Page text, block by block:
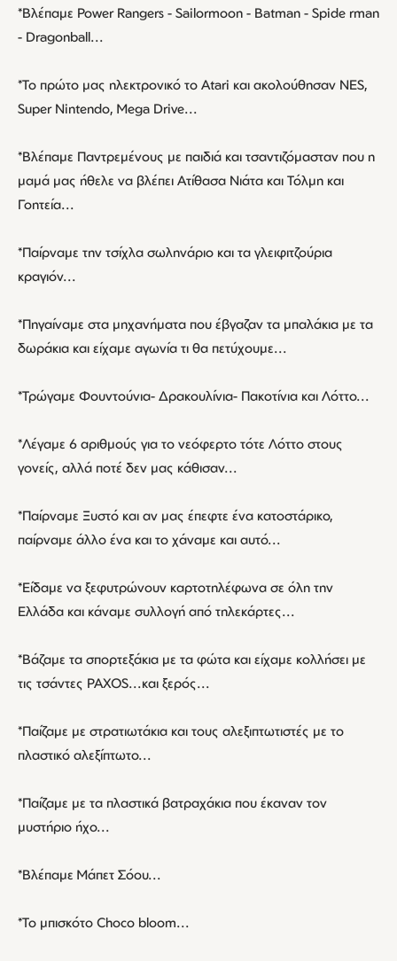
*Bλέπαμε Power Rangers - Sailormoon - Batman - Spide rman
- Dragonball...
*To πρώτο μας ηλεκτρονικό το Atari και ακολούθησαν NES,
Super Nintendo, Mega Drive...
*Βλέπαμε Παντρεμένους με παιδιά και τσαντιζόμασταν που η
μαμά μας ήθελε να βλέπει Ατίθασα Νιάτα και Τόλμη και
Γοητεία...
*Παίρναμε την τσίχλα σωληνάριο και τα γλειφιτζούρια
κραγιόν...
*Πηγαίναμε στα μηχανήματα που έβγαζαν τα μπαλάκια με τα
δωράκια και είχαμε αγωνία τι θα πετύχουμε...
*Τρώγαμε Φουντούνια- Δρακουλίνια- Πακοτίνια και Λόττο...
*Λέγαμε 6 αριθμούς για το νεόφερτο τότε Λόττο στους
γονείς, αλλά ποτέ δεν μας κάθισαν...
*Παίρναμε Ξυστό και αν μας έπεφτε ένα κατοστάρικο,
παίρναμε άλλο ένα και το χάναμε και αυτό...
*Είδαμε να ξεφυτρώνουν καρτοτηλέφωνα σε όλη την
Ελλάδα και κάναμε συλλογή από τηλεκάρτες...
*Βάζαμε τα σπορτεξάκια με τα φώτα και είχαμε κολλήσει με
τις τσάντες PAXOS...και ξερός...
*Παίζαμε με στρατιωτάκια και τους αλεξιπτωτιστές με το
πλαστικό αλεξίπτωτο...
*Παίζαμε με τα πλαστικά βατραχάκια που έκαναν τον
μυστήριο ήχο...
*Βλέπαμε Μάπετ Σόου...
*Το μπισκότο Choco bloom...